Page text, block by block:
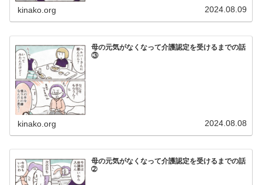
kinako.org 2024.08.09
母の元気がなくなって介護認定を受けるまでの話
③
kinako.org 2024.08.08
母の元気がなくなって介護認定を受けるまでの話
➁